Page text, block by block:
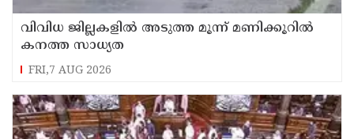
വിവിധ ജില്ലകളില്‍ അടുത്ത മൂന്ന് മണിക്കൂറില്‍
കനത്ത സാധ്യത
FRI,7 AUG 2026